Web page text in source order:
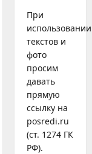
При
использовании
текстов и
фото
просим
давать
прямую
ссылку на
posredi.ru
(ст. 1274 ГК
РФ).